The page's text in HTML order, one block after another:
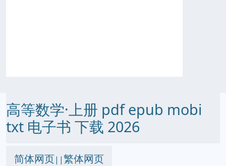
高等数学·上册 pdf epub mobi
txt 电子书 下载 2026
简体网页||繁体网页